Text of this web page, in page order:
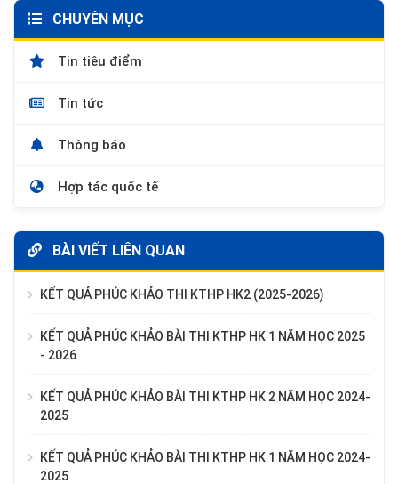
CHUYÊN MỤC
Tin tiêu điểm
Tin tức
Thông báo
Hợp tác quốc tế
BÀI VIẾT LIÊN QUAN
KẾT QUẢ PHÚC KHẢO THI KTHP HK2 (2025-2026)
KẾT QUẢ PHÚC KHẢO BÀI THI KTHP HK 1 NĂM HỌC 2025
- 2026
KẾT QUẢ PHÚC KHẢO BÀI THI KTHP HK 2 NĂM HỌC 2024-
2025
KẾT QUẢ PHÚC KHẢO BÀI THI KTHP HK 1 NĂM HỌC 2024-
2025